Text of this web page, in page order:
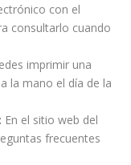
con el
consultarlo cuando
imprimir una
la mano el día de la
En el sitio web del
frecuentes